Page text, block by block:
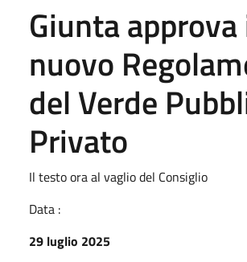
Giunta approva
nuovo
del Verde
Privato
Il testo ora al vaglio del Consiglio
Data :
29 luglio 2025